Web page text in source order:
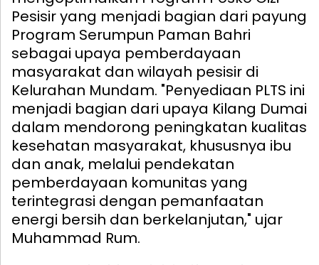
Pesisir yang menjadi bagian dari payung
Program Serumpun Paman Bahri
sebagai upaya pemberdayaan
masyarakat dan wilayah pesisir di
Kelurahan Mundam. "Penyediaan PLTS ini
menjadi bagian dari upaya Kilang Dumai
dalam mendorong peningkatan kualitas
kesehatan masyarakat, khususnya ibu
dan anak, melalui pendekatan
pemberdayaan komunitas yang
terintegrasi dengan pemanfaatan
energi bersih dan berkelanjutan," ujar
Muhammad Rum.